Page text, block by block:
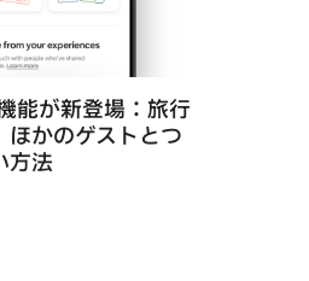
能が新登場：旅行
ほかのゲストとつ
方法